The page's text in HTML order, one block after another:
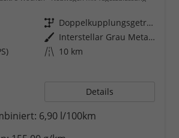
Getriebe
Doppelkupplungsgetriebe (DSG)
Außenfarbe
Interstellar Grau Metallic
Kilometerstand 10 km
Details
6,90 l/100km